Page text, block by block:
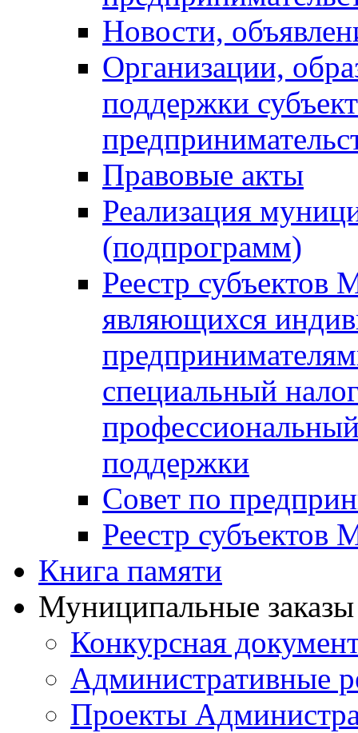
Новости,
Организации,
поддержки
Правовые акты
Реализация
(подпрограмм)
Реестр
являющихся
специальный
поддержки
Совет по
Реестр
Книга памяти
Муниципальные
Конкурсная
Административные
Проекты